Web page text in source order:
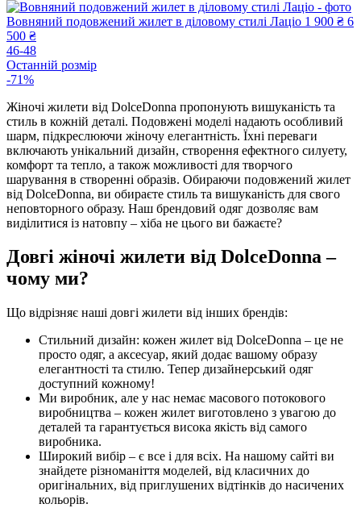
Вовняний подовжений жилет в діловому стилі Лаціо 1 900 ₴ 6
500 ₴
46-48
Останній розмір
-71%
Жіночі жилети від DolceDonna пропонують вишуканість та
стиль в кожній деталі. Подовжені моделі надають особливий
шарм, підкреслюючи жіночу елегантність. Їхні переваги
включають унікальний дизайн, створення ефектного силуету,
комфорт та тепло, а також можливості для творчого
шарування в створенні образів. Обираючи подовжений жилет
від DolceDonna, ви обираєте стиль та вишуканість для свого
неповторного образу. Наш брендовий одяг дозволяє вам
виділитися із натовпу – хіба не цього ви бажаєте?
Довгі жіночі жилети від DolceDonna –
чому ми?
Що відрізняє наші довгі жилети від інших брендів:
Стильний дизайн: кожен жилет від DolceDonna – це не
просто одяг, а аксесуар, який додає вашому образу
елегантності та стилю. Тепер дизайнерський одяг
доступний кожному!
Ми виробник, але у нас немає масового потокового
виробництва – кожен жилет виготовлено з увагою до
деталей та гарантується висока якість від самого
виробника.
Широкий вибір – є все і для всіх. На нашому сайті ви
знайдете різноманіття моделей, від класичних до
оригінальних, від приглушених відтінків до насичених
кольорів.